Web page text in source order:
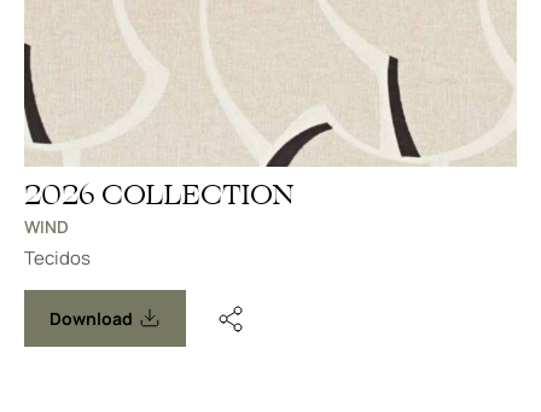
2026 COLLECTION
WIND
Tecidos
Download